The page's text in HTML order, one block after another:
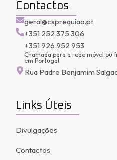
Contactos
geral@csprequiao.pt
+351 252 375 306
+351 926 952 953
Chamada para a rede móvel ou
em Portugal
Rua Padre Benjamim
Links Úteis
Divulgações
Contactos